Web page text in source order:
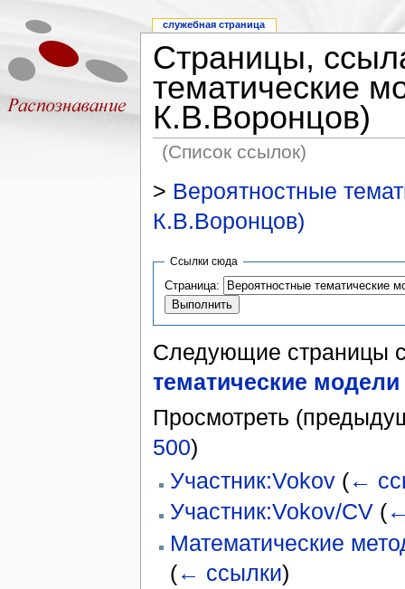
Страницы,
тематические
К.В.Воронцов)
(Список ссылок)
> Вероятностные
К.В.Воронцов)
Ссылки сюда
Страница:
Следующие страницы
тематические
Просмотреть
500)
Участник:Vokov (←
Участник:Vokov/CV (
Математические
(← ссылки)
служебная страница